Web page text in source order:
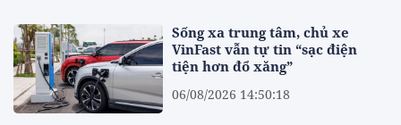
Sống xa trung tâm, chủ xe
VinFast vẫn tự tin “sạc điện
tiện hơn đổ xăng”
06/08/2026 14:50:18